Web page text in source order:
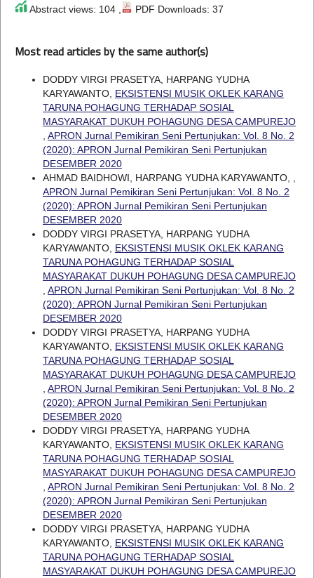
Abstract views: 104 , PDF Downloads: 37
Most read articles by the same author(s)
DODDY VIRGI PRASETYA, HARPANG YUDHA
KARYAWANTO, EKSISTENSI MUSIK OKLEK KARANG
TARUNA POHAGUNG TERHADAP SOSIAL
MASYARAKAT DUKUH POHAGUNG DESA CAMPUREJO
APRON Jurnal Pemikiran Seni Pertunjukan: Vol. 8 No. 2
(2020): APRON Jurnal Pemikiran Seni Pertunjukan
DESEMBER 2020
AHMAD BAIDHOWI, HARPANG YUDHA KARYAWANTO,
APRON Jurnal Pemikiran Seni Pertunjukan: Vol. 8 No. 2
(2020): APRON Jurnal Pemikiran Seni Pertunjukan
DESEMBER 2020
DODDY VIRGI PRASETYA, HARPANG YUDHA
KARYAWANTO, EKSISTENSI MUSIK OKLEK KARANG
TARUNA POHAGUNG TERHADAP SOSIAL
MASYARAKAT DUKUH POHAGUNG DESA CAMPUREJO
APRON Jurnal Pemikiran Seni Pertunjukan: Vol. 8 No. 2
(2020): APRON Jurnal Pemikiran Seni Pertunjukan
DESEMBER 2020
DODDY VIRGI PRASETYA, HARPANG YUDHA
KARYAWANTO, EKSISTENSI MUSIK OKLEK KARANG
TARUNA POHAGUNG TERHADAP SOSIAL
MASYARAKAT DUKUH POHAGUNG DESA CAMPUREJO
APRON Jurnal Pemikiran Seni Pertunjukan: Vol. 8 No. 2
(2020): APRON Jurnal Pemikiran Seni Pertunjukan
DESEMBER 2020
DODDY VIRGI PRASETYA, HARPANG YUDHA
KARYAWANTO, EKSISTENSI MUSIK OKLEK KARANG
TARUNA POHAGUNG TERHADAP SOSIAL
MASYARAKAT DUKUH POHAGUNG DESA CAMPUREJO
APRON Jurnal Pemikiran Seni Pertunjukan: Vol. 8 No. 2
(2020): APRON Jurnal Pemikiran Seni Pertunjukan
DESEMBER 2020
DODDY VIRGI PRASETYA, HARPANG YUDHA
KARYAWANTO, EKSISTENSI MUSIK OKLEK KARANG
TARUNA POHAGUNG TERHADAP SOSIAL
MASYARAKAT DUKUH POHAGUNG DESA CAMPUREJO